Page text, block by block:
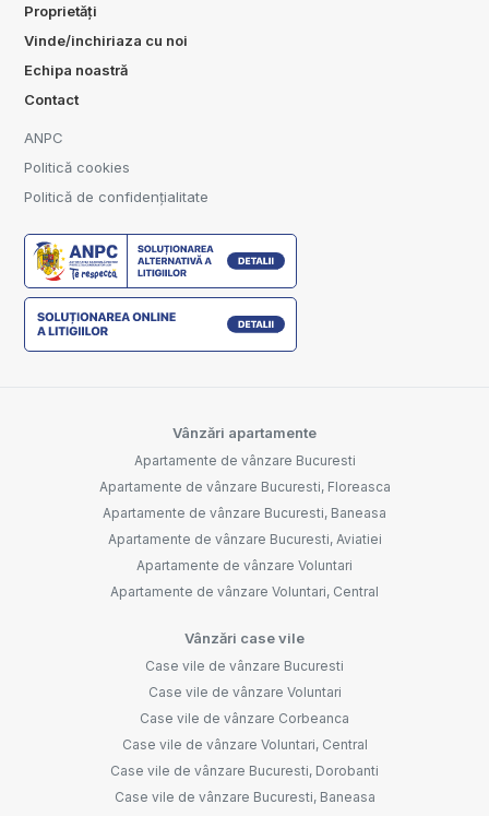
Proprietăți
Vinde/inchiriaza cu noi
Echipa noastră
Contact
ANPC
Politică cookies
Politică de confidențialitate
Vânzări apartamente
Apartamente de vânzare Bucuresti
Apartamente de vânzare Bucuresti, Floreasca
Apartamente de vânzare Bucuresti, Baneasa
Apartamente de vânzare Bucuresti, Aviatiei
Apartamente de vânzare Voluntari
Apartamente de vânzare Voluntari, Central
Vânzări case vile
Case vile de vânzare Bucuresti
Case vile de vânzare Voluntari
Case vile de vânzare Corbeanca
Case vile de vânzare Voluntari, Central
Case vile de vânzare Bucuresti, Dorobanti
Case vile de vânzare Bucuresti, Baneasa